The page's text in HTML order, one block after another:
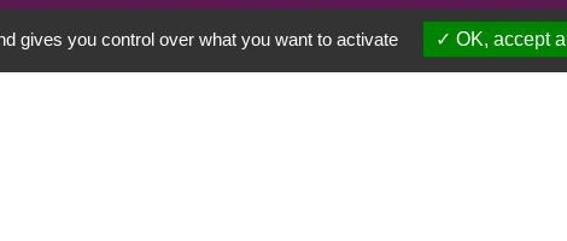
Mardi : 15 h - 18 h
Mercredi : 11 h - 12 h 30 / 15 h - 18 h
gives you control over what you want to activate OK, accept all